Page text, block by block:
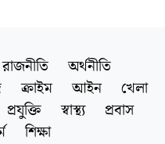
রাজনীতি
অর্থনীতি
ক্রাইম আইন
খেলা
প্রযুক্তি স্বাস্থ্য
প্রবাস
শিক্ষা